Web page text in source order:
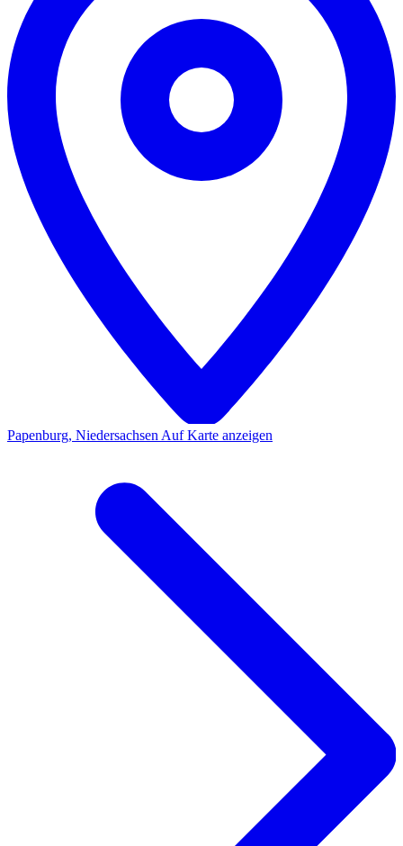
Papenburg, Niedersachsen Auf Karte anzeigen